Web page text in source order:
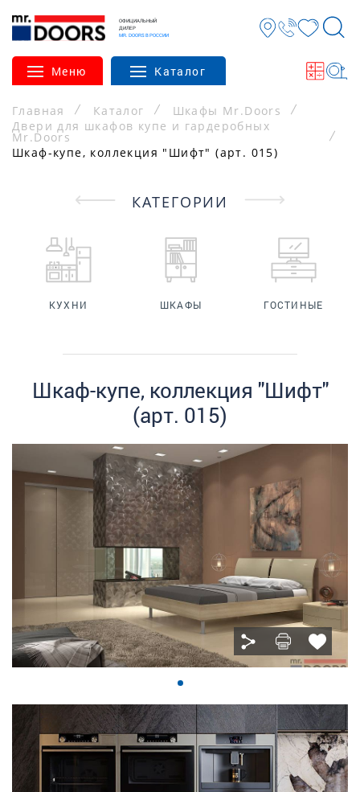
ОФИЦИАЛЬНЫЙ
ДИЛЕР
MR. DOORS В РОССИИ
Меню Каталог
Главная Каталог
Шкафы Mr.Doors
Двери для шкафов купе и гардеробных
Mr.Doors
Шкаф-купе, коллекция "Шифт" (арт. 015)
КАТЕГОРИИ
КУХНИ ШКАФЫ ГОСТИНЫЕ
Шкаф-купе, коллекция "Шифт"
(арт. 015)